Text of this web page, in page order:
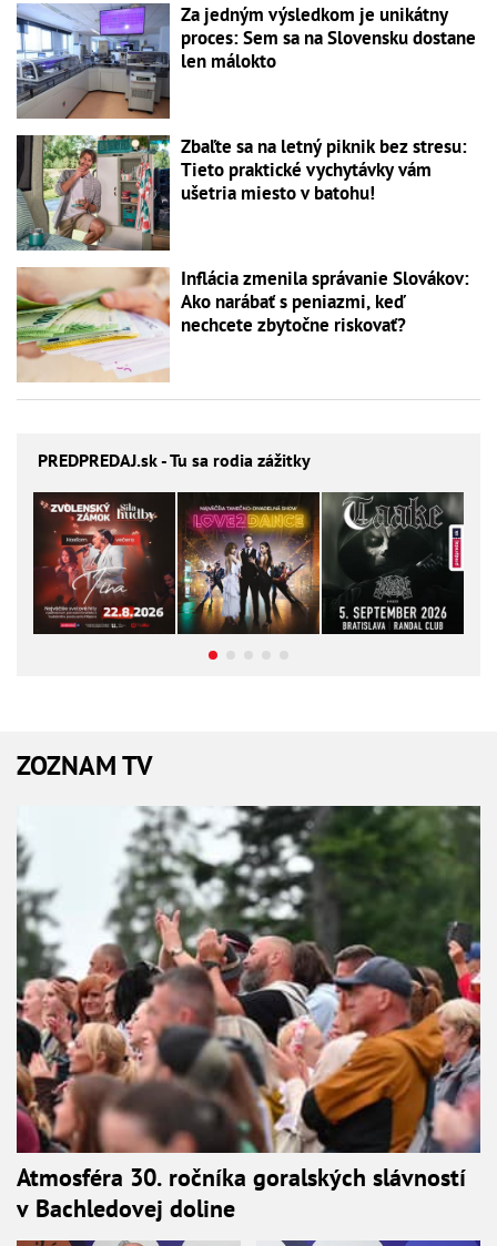
Za jedným výsledkom je unikátny
proces: Sem sa na Slovensku dostane
len málokto
Zbaľte sa na letný piknik bez stresu:
Tieto praktické vychytávky vám
ušetria miesto v batohu!
Inflácia zmenila správanie Slovákov:
Ako narábať s peniazmi, keď
nechcete zbytočne riskovať?
PREDPREDAJ.sk - Tu sa rodia zážitky
ZOZNAM TV
Atmosféra 30. ročníka goralských slávností
v Bachledovej doline